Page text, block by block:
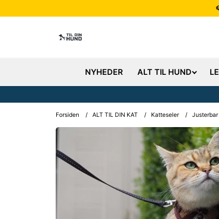
NYHEDER ALT TIL HUND
Forsiden / ALT TIL DIN KAT / Katteseler /